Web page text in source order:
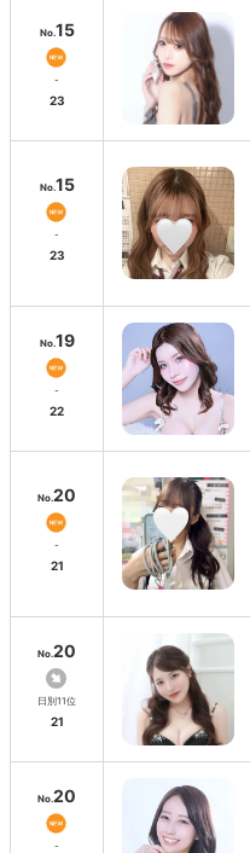
No.15
-
23
No.15
-
23
No.19
-
22
No.20
-
21
No.20
日別11位
21
No.20
-